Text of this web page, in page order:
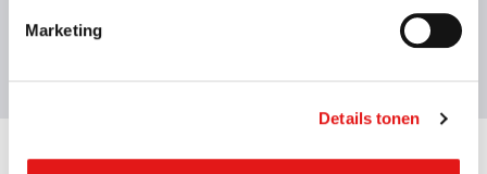
Marketing
Details tonen